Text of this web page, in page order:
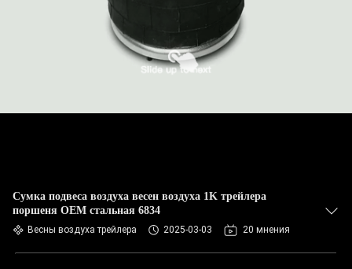
Сумка подвеса воздуха весен воздуха 1K трейлера
поршеня OEM стальная 6834
Весны воздуха трейлера 2025-03-03 20 мнения